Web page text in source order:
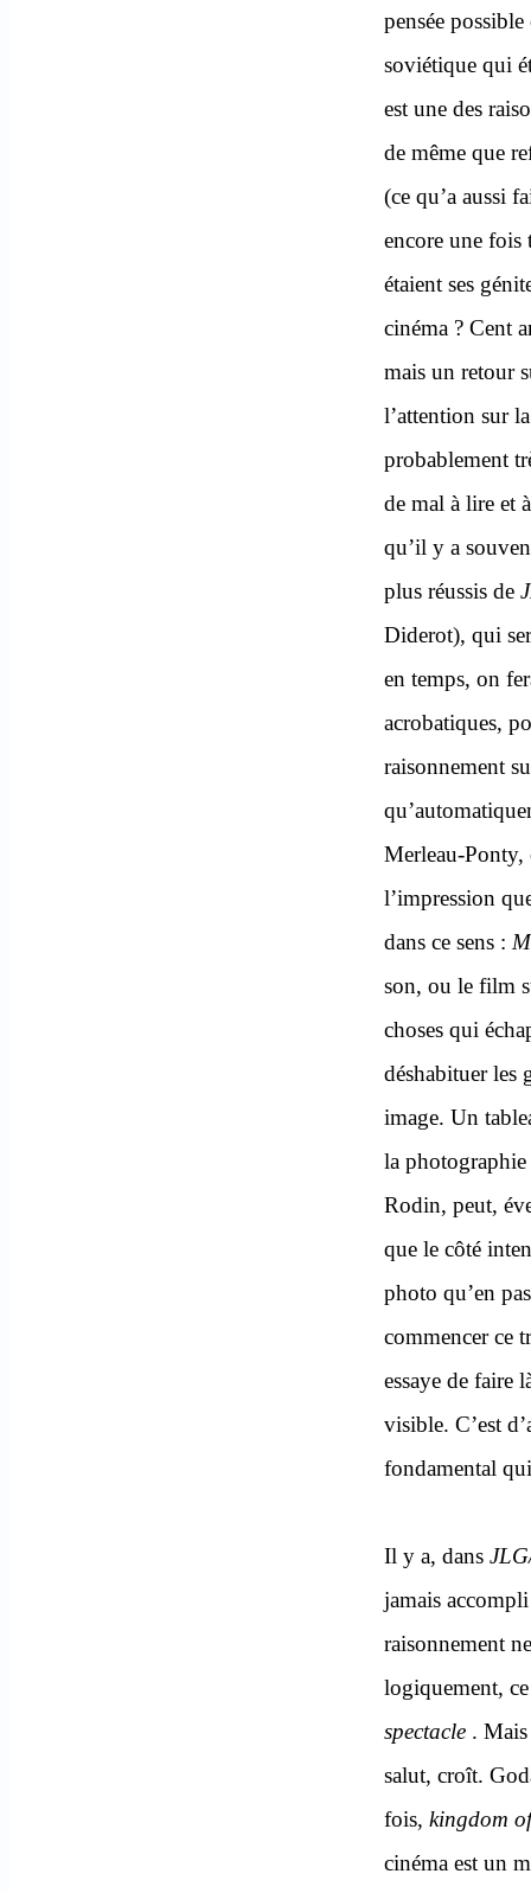
pensée
soviétique qui
est une des
de même que
(ce qu’a aussi
encore une fois
étaient ses
cinéma ? Cent
mais un retour
l’attention sur
probablement
de mal à lire et
qu’il y a
plus réussis de
Diderot), qui
en temps, on
acrobatiques,
raisonnement
Merleau-Ponty,
l’impression
dans ce sens :
son, ou le film
choses qui
déshabituer les
image. Un
la
Rodin, peut,
que le côté
photo qu’en
commencer ce
essaye de faire
visible. C’est
fondamental
Il y a, dans
jamais
raisonnement
logiquement,
spectacle . Mais
salut, croît.
fois, kingdom
cinéma est un